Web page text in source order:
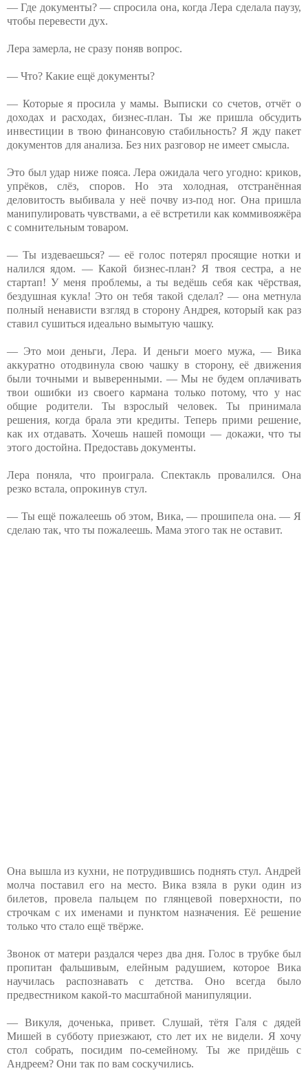
— Где документы? — спросила она, когда Лера сделала паузу,
чтобы перевести дух.
Лера замерла, не сразу поняв вопрос.
— Что? Какие ещё документы?
— Которые я просила у мамы. Выписки со счетов, отчёт о
доходах и расходах, бизнес-план. Ты же пришла обсудить
инвестиции в твою финансовую стабильность? Я жду пакет
документов для анализа. Без них разговор не имеет смысла.
Это был удар ниже пояса. Лера ожидала чего угодно: криков,
упрёков, слёз, споров. Но эта холодная, отстранённая
деловитость выбивала у неё почву из-под ног. Она пришла
манипулировать чувствами, а её встретили как коммивояжёра
с сомнительным товаром.
— Ты издеваешься? — её голос потерял просящие нотки и
налился ядом. — Какой бизнес-план? Я твоя сестра, а не
стартап! У меня проблемы, а ты ведёшь себя как чёрствая,
бездушная кукла! Это он тебя такой сделал? — она метнула
полный ненависти взгляд в сторону Андрея, который как раз
ставил сушиться идеально вымытую чашку.
— Это мои деньги, Лера. И деньги моего мужа, — Вика
аккуратно отодвинула свою чашку в сторону, её движения
были точными и выверенными. — Мы не будем оплачивать
твои ошибки из своего кармана только потому, что у нас
общие родители. Ты взрослый человек. Ты принимала
решения, когда брала эти кредиты. Теперь прими решение,
как их отдавать. Хочешь нашей помощи — докажи, что ты
этого достойна. Предоставь документы.
Лера поняла, что проиграла. Спектакль провалился. Она
резко встала, опрокинув стул.
— Ты ещё пожалеешь об этом, Вика, — прошипела она. — Я
сделаю так, что ты пожалеешь. Мама этого так не оставит.
Она вышла из кухни, не потрудившись поднять стул. Андрей
молча поставил его на место. Вика взяла в руки один из
билетов, провела пальцем по глянцевой поверхности, по
строчкам с их именами и пунктом назначения. Её решение
только что стало ещё твёрже.
Звонок от матери раздался через два дня. Голос в трубке был
пропитан фальшивым, елейным радушием, которое Вика
научилась распознавать с детства. Оно всегда было
предвестником какой-то масштабной манипуляции.
— Викуля, доченька, привет. Слушай, тётя Галя с дядей
Мишей в субботу приезжают, сто лет их не видели. Я хочу
стол собрать, посидим по-семейному. Ты же придёшь с
Андреем? Они так по вам соскучились.